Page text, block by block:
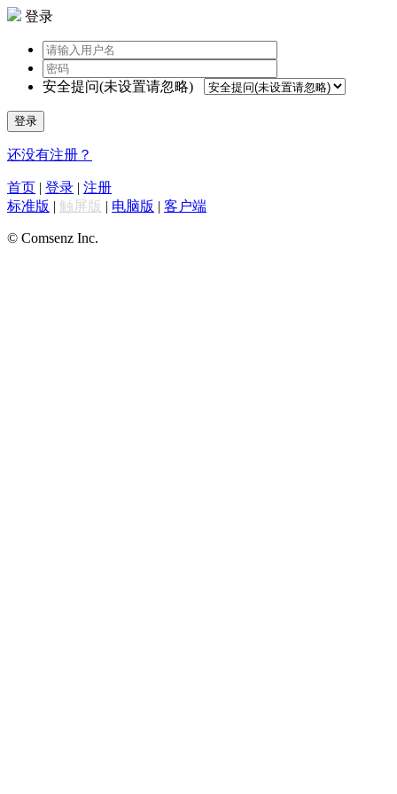
登录
安全提问(未设置请忽略)
登录
还没有注册？
首页 | 登录 | 注册
标准版 | 触屏版 | 电脑版 | 客户端
© Comsenz Inc.